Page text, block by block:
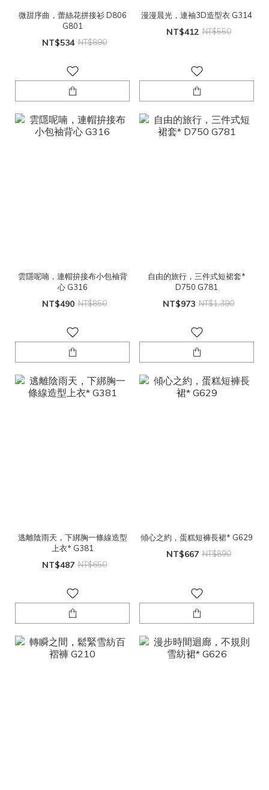
微甜序曲，蕾絲花拼接衫 D806
G801
NT$534 NT$890
漫漫晨光，連袖3D造型衣 G314
NT$412 NT$550
雲隱呢喃，連帽拚接布小包袖背
心 G316
NT$490 NT$850
自由的旅行，三件式短裙套*
D750 G781
NT$973 NT$1,390
逃離陰雨天，下綁胸一條線造型
上衣* G381
NT$487 NT$650
傾心之約，蛋糕短褲長裙* G629
NT$667 NT$890